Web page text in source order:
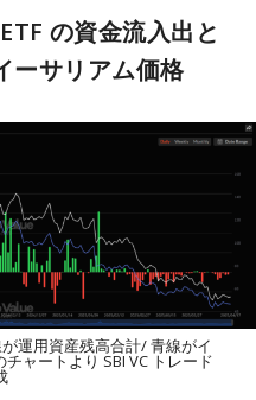
の資金流入出と
ーサリアム価格
運用資産残高合計/ 青線がイ
ャートより SBI VC トレード